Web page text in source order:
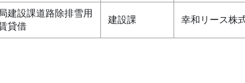
建設課道路除排雪用
貸借
建設課 幸和リース株